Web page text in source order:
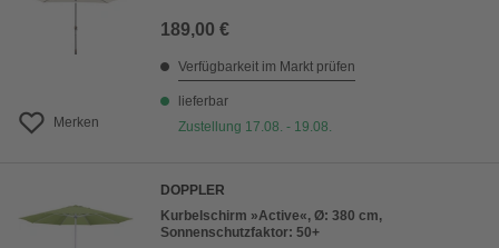
Merken
189,00 €
Verfügbarkeit im Markt prüfen
lieferbar
Zustellung 17.08. - 19.08.
DOPPLER
Kurbelschirm »Active«, Ø: 380 cm,
Sonnenschutzfaktor: 50+